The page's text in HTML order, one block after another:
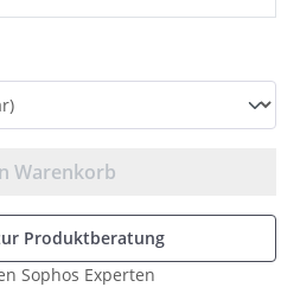
Warenkorb
Produktberatung
Sophos Experten